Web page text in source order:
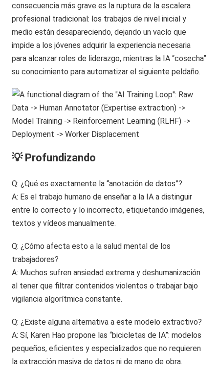
consecuencia más grave es la ruptura de la escalera
profesional tradicional: los trabajos de nivel inicial y
medio están desapareciendo, dejando un vacío que
impide a los jóvenes adquirir la experiencia necesaria
para alcanzar roles de liderazgo, mientras la IA “cosecha”
su conocimiento para automatizar el siguiente peldaño.
💡 Profundizando
Q: ¿Qué es exactamente la “anotación de datos”?
A: Es el trabajo humano de enseñar a la IA a distinguir
entre lo correcto y lo incorrecto, etiquetando imágenes,
textos y vídeos manualmente.
Q: ¿Cómo afecta esto a la salud mental de los
trabajadores?
A: Muchos sufren ansiedad extrema y deshumanización
al tener que filtrar contenidos violentos o trabajar bajo
vigilancia algorítmica constante.
Q: ¿Existe alguna alternativa a este modelo extractivo?
A: Sí, Karen Hao propone las “bicicletas de IA”: modelos
pequeños, eficientes y especializados que no requieren
la extracción masiva de datos ni de mano de obra.